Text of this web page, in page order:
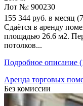
Лот №: 900230
155 344 руб. в месяц
Сдаётся в аренду
площадью 26.6 м2.
потолков...
Подробное описание
Аренда торговых
Без комиссии